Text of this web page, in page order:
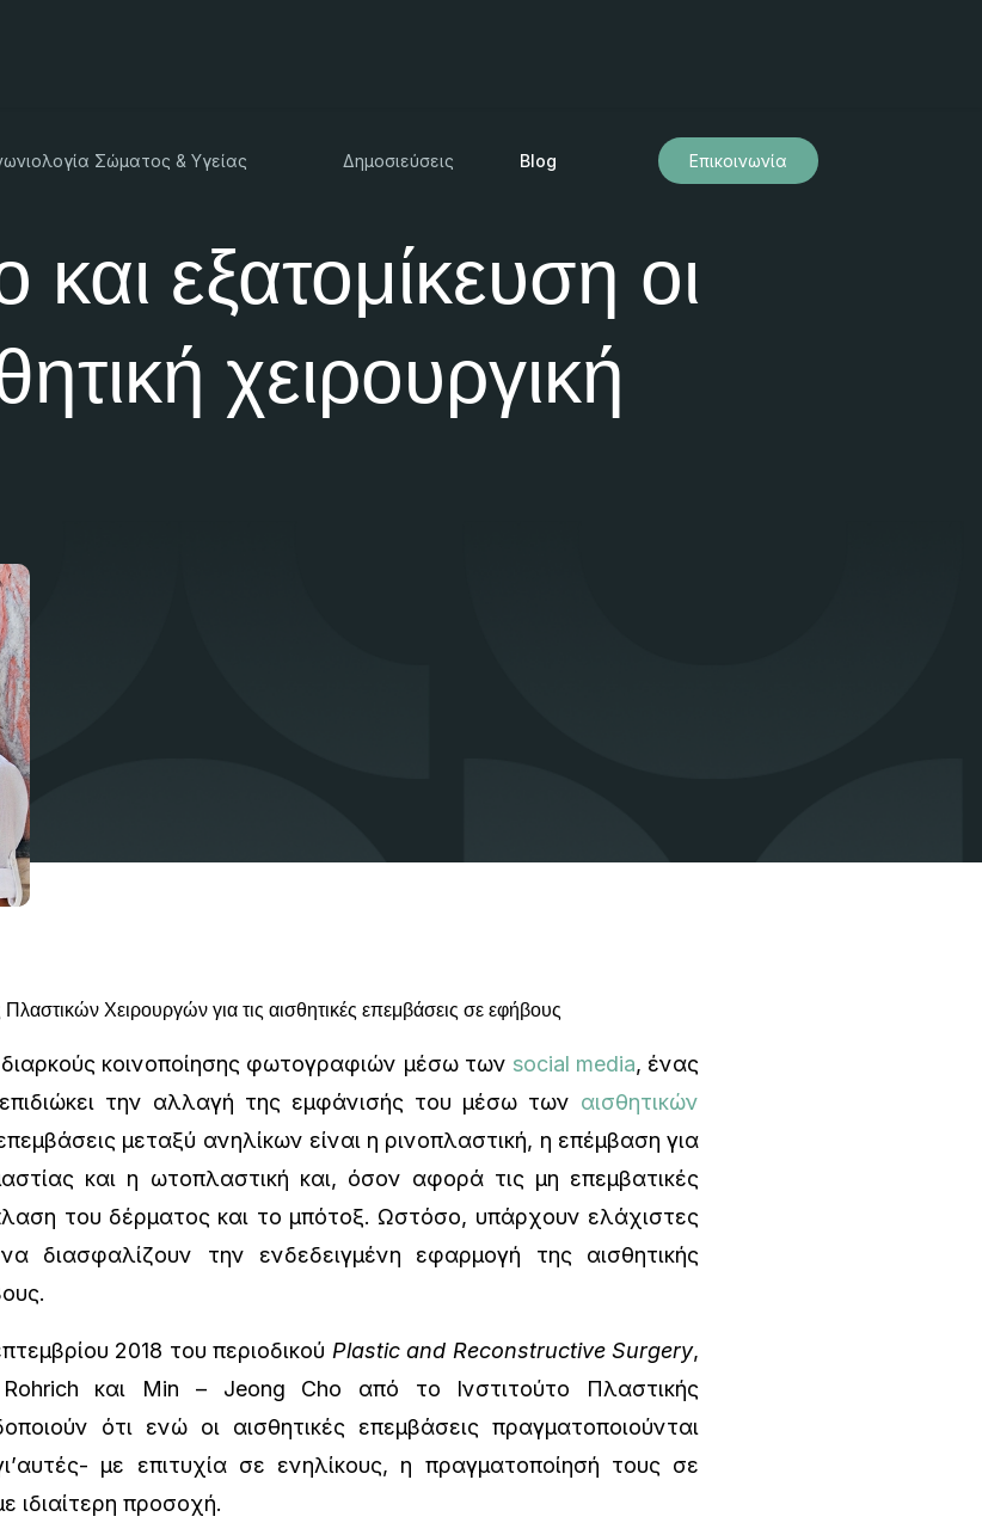
Σώματος & Υγείας Δημοσιεύσεις Blog Επικοινωνία
εξατομίκευση οι
χειρουργική
Χειρουργών για τις αισθητικές επεμβάσεις σε εφήβους
κοινοποίησης φωτογραφιών μέσω των social media, ένας
την αλλαγή της εμφάνισής του μέσω των αισθητικών
μεταξύ ανηλίκων είναι η ρινοπλαστική, η επέμβαση για
και η ωτοπλαστική και, όσον αφορά τις μη επεμβατικές
του δέρματος και το μπότοξ. Ωστόσο, υπάρχουν ελάχιστες
διασφαλίζουν την ενδεδειγμένη εφαρμογή της αισθητικής
2018 του περιοδικού Plasticand ReconstructiveSurgery,
Rohrich και Min – Jeong Cho από το Ινστιτούτο Πλαστικής
ότι ενώ οι αισθητικές επεμβάσεις πραγματοποιούνται
με επιτυχία σε ενηλίκους, η πραγματοποίησή τους σε
ιδιαίτερη προσοχή.